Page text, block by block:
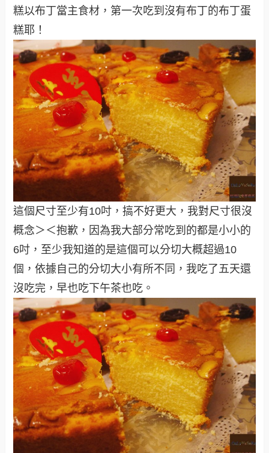
糕以布丁當主食材，第一次吃到沒有布丁的布丁蛋
糕耶！
這個尺寸至少有10吋，搞不好更大，我對尺寸很沒
概念＞＜抱歉，因為我大部分常吃到的都是小小的
6吋，至少我知道的是這個可以分切大概超過10
個，依據自己的分切大小有所不同，我吃了五天還
沒吃完，早也吃下午茶也吃。